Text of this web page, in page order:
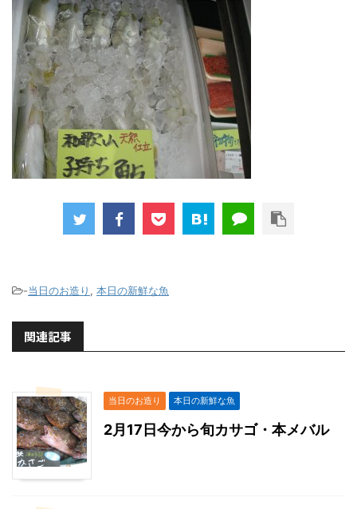
-当日のお造り , 本日の新鮮な魚
関連記事
当日のお造り 本日の新鮮な魚
2月17日今から旬カサゴ・本メバル